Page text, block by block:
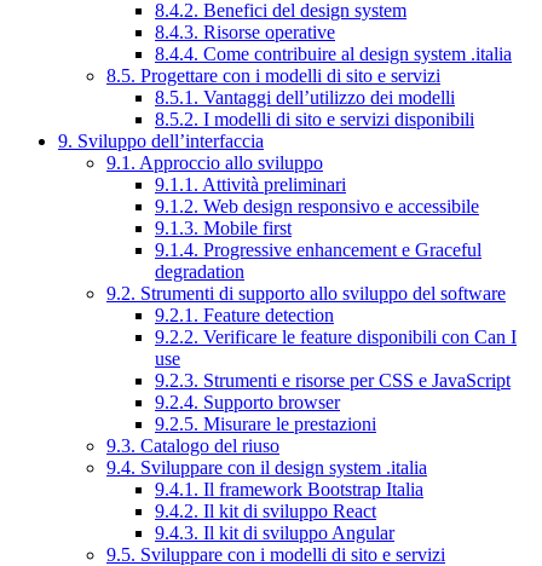
8.4.2. Benefici del design system
8.4.3. Risorse operative
8.4.4. Come contribuire al design system .italia
8.5. Progettare con i modelli di sito e servizi
8.5.1. Vantaggi dell’utilizzo dei modelli
8.5.2. I modelli di sito e servizi disponibili
9. Sviluppo dell’interfaccia
9.1. Approccio allo sviluppo
9.1.1. Attività preliminari
9.1.2. Web design responsivo e accessibile
9.1.3. Mobile first
9.1.4. Progressive enhancement e Graceful
degradation
9.2. Strumenti di supporto allo sviluppo del software
9.2.1. Feature detection
9.2.2. Verificare le feature disponibili con Can I
use
9.2.3. Strumenti e risorse per CSS e JavaScript
9.2.4. Supporto browser
9.2.5. Misurare le prestazioni
9.3. Catalogo del riuso
9.4. Sviluppare con il design system .italia
9.4.1. Il framework Bootstrap Italia
9.4.2. Il kit di sviluppo React
9.4.3. Il kit di sviluppo Angular
9.5. Sviluppare con i modelli di sito e servizi